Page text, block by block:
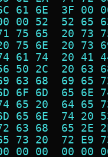
61 6E  3F
00 52  52
75 65  20
75 6E  20
61 74  20
50 2C  20
63 68  69
6F 6D  65
65 20  64
65 6E  74
63 68  65
73 20  72
00 00  00